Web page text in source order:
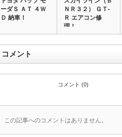
ーダＳ ＡＴ ４Ｗ
Ｄ 納車！
ＮＲ３２） ＧＴ‐
Ｒ エアコン修
理！
コメント
コメント (0)
この記事へのコメントはありません。